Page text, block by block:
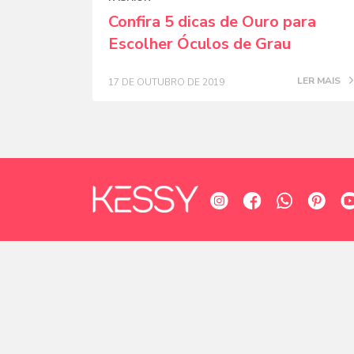
Confira 5 dicas de Ouro para
Escolher Óculos de Grau
17 DE OUTUBRO DE 2019 LER MAIS